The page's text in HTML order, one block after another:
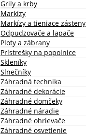
Grily a krby
Markízy
Markízy a tieniace zásteny
Odpudzovače a lapače
Ploty a zábrany
Prístrešky na popolnice
Skleníky
Slnečníky
Záhradná technika
Záhradné dekorácie
Záhradné domčeky
Záhradné náradie
Záhradné ohrievače
Záhradné osvetlenie